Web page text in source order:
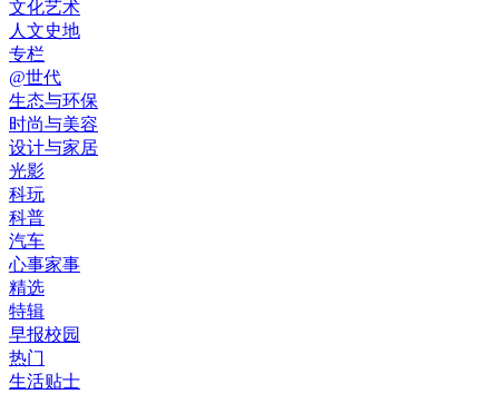
文化艺术
人文史地
专栏
@世代
生态与环保
时尚与美容
设计与家居
光影
科玩
科普
汽车
心事家事
精选
特辑
早报校园
热门
生活贴士